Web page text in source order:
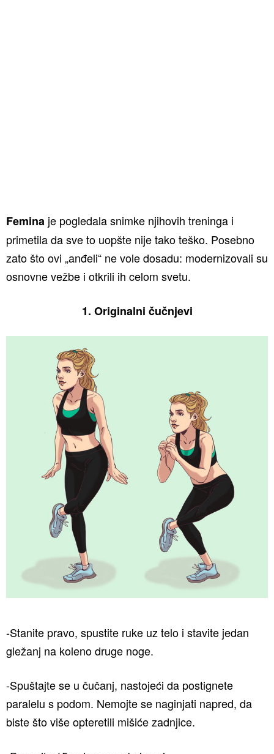
Femina je pogledala snimke njihovih treninga i
primetila da sve to uopšte nije tako teško. Posebno
zato što ovi „anđeli“ ne vole dosadu: modernizovali su
osnovne vežbe i otkrili ih celom svetu.
1. Originalni čučnjevi
-Stanite pravo, spustite ruke uz telo i stavite jedan
gležanj na koleno druge noge.
-Spuštajte se u čučanj, nastojeći da postignete
paralelu s podom. Nemojte se naginjati napred, da
biste što više opteretili mišiće zadnjice.